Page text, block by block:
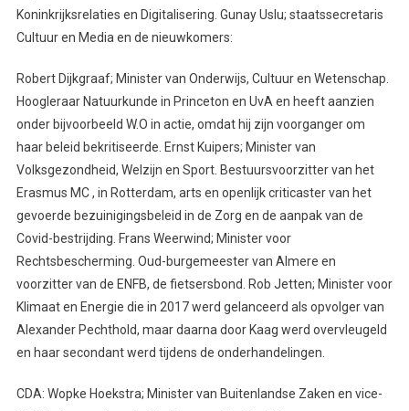
Koninkrijksrelaties en Digitalisering. Gunay Uslu; staatssecretaris
Cultuur en Media en de nieuwkomers:
Robert Dijkgraaf; Minister van Onderwijs, Cultuur en Wetenschap.
Hoogleraar Natuurkunde in Princeton en UvA en heeft aanzien
onder bijvoorbeeld W.O in actie, omdat hij zijn voorganger om
haar beleid bekritiseerde. Ernst Kuipers; Minister van
Volksgezondheid, Welzijn en Sport. Bestuursvoorzitter van het
Erasmus MC , in Rotterdam, arts en openlijk criticaster van het
gevoerde bezuinigingsbeleid in de Zorg en de aanpak van de
Covid-bestrijding. Frans Weerwind; Minister voor
Rechtsbescherming. Oud-burgemeester van Almere en
voorzitter van de ENFB, de fietsersbond. Rob Jetten; Minister voor
Klimaat en Energie die in 2017 werd gelanceerd als opvolger van
Alexander Pechthold, maar daarna door Kaag werd overvleugeld
en haar secondant werd tijdens de onderhandelingen.
CDA: Wopke Hoekstra; Minister van Buitenlandse Zaken en vice-